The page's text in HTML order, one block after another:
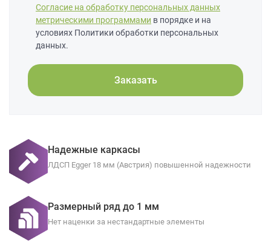
Согласие на обработку персональных данных
метрическими программами в порядке и на
условиях Политики обработки персональных
данных.
Заказать
Надежные каркасы
ЛДСП Egger 18 мм (Австрия) повышенной надежности
Размерный ряд до 1 мм
Нет наценки за нестандартные элементы